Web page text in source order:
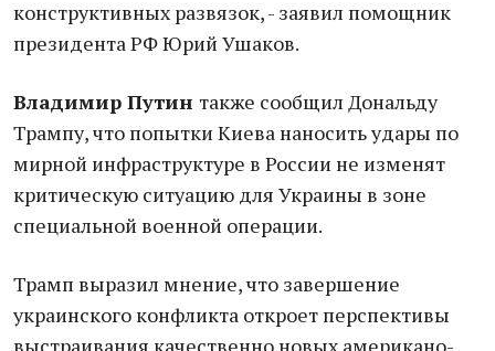
конструктивных развязок, - заявил помощник
президента РФ Юрий Ушаков.
Владимир Путин также сообщил Дональду
Трампу, что попытки Киева наносить удары по
мирной инфраструктуре в России не изменят
критическую ситуацию для Украины в зоне
специальной военной операции.
Трамп выразил мнение, что завершение
украинского конфликта откроет перспективы
выстраивания качественно новых американо-